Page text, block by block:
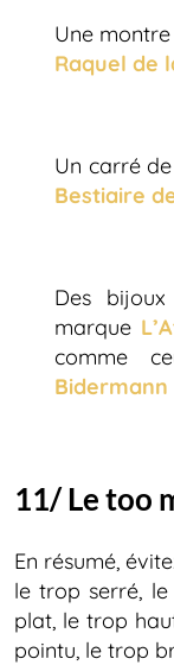
Une
Raquel de
Un carré
Bestiaire
Des
marque
comme
Bidermann
11/ Le too
En résumé,
le trop serré,
plat, le trop
pointu, le trop